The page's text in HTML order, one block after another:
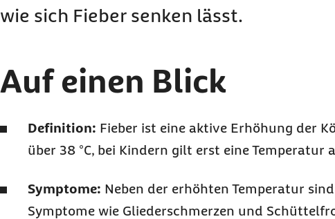
wie sich Fieber senken lässt.
Auf einen Blick
Definition: Fieber ist eine aktive Erhöhung der
über 38 °C, bei Kindern gilt erst eine Temperatur
Symptome: Neben der erhöhten Temperatur
Symptome wie Gliederschmerzen und